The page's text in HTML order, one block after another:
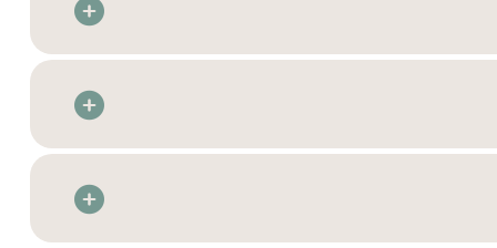
בדיקות איכות בהתאם לתקנים המחמירים ביותר בכדי
וניקיונם
תוספת סוכר או ממתיקים מלאכותיים, מתאים לצמחונים